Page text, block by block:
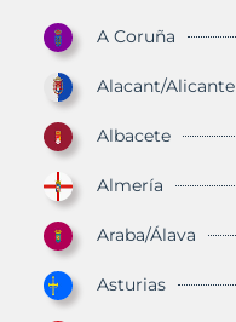
A Coruña
Alacant/Alicante
Albacete
Almería
Araba/Álava
Asturias